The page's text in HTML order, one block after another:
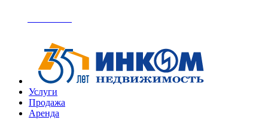
Услуги
Продажа
Аренда